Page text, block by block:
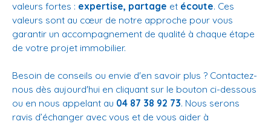
valeurs fortes : expertise, partage et écoute. Ces
valeurs sont au cœur de notre approche pour vous
garantir un accompagnement de qualité à chaque étape
de votre projet immobilier.
Besoin de conseils ou envie d'en savoir plus ? Contactez-
nous dès aujourd'hui en cliquant sur le bouton ci-dessous
ou en nous appelant au 04 87 38 92 73. Nous serons
ravis d’échanger avec vous et de vous aider à